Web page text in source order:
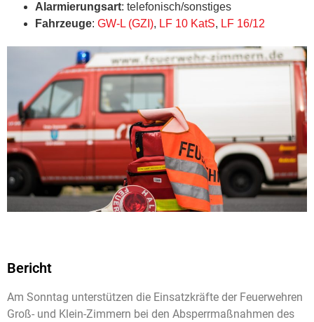
Alarmierungsart: telefonisch/sonstiges
Fahrzeuge: GW-L (GZI), LF 10 KatS, LF 16/12
Bericht
Am Sonntag unterstützen die Einsatzkräfte der Feuerwehren
Groß- und Klein-Zimmern bei den Absperrmaßnahmen des